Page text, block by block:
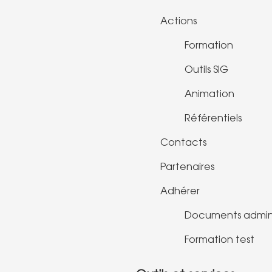
Actions
Formation
Outils SIG
Animation
Référentiels
Contacts
Partenaires
Adhérer
Documents
Formation test